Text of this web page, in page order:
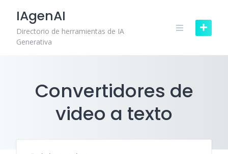
content
IAgenAI
Directorio de herramientas de IA
Generativa
Convertidores de
video a texto